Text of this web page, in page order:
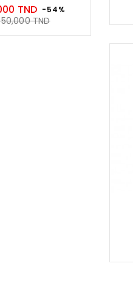
TND Prix
​​
-54%
TNDPrix